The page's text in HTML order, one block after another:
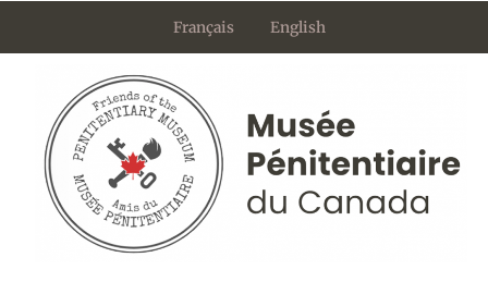
contenu
Français English